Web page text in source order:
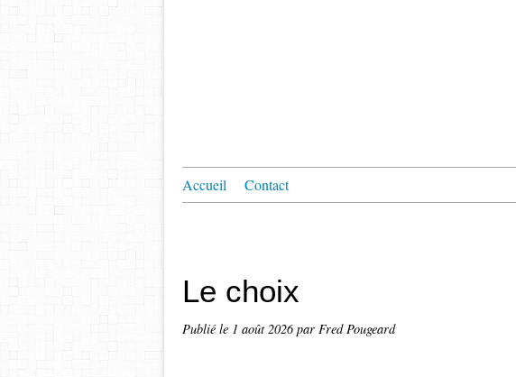
Accueil Contact
Le choix
Publié le 1 août 2026par Fred Pougeard